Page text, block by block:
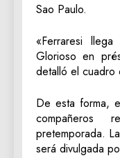
Sao Paulo.
«Ferraresi
Glorioso en
detalló el cuadro
De esta forma,
compañeros
pretemporada.
será divulgada